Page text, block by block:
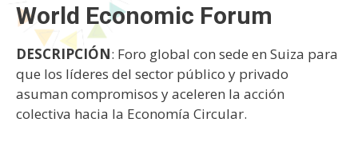
World Economic Forum
DESCRIPCIÓN: Foro global con sede en Suiza para
que los líderes del sector público y privado
asuman compromisos y aceleren la acción
colectiva hacia la Economía Circular.